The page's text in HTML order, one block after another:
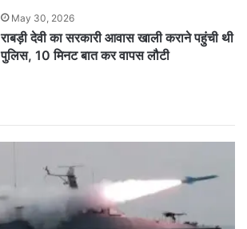
May 30, 2026
राबड़ी देवी का सरकारी आवास खाली कराने पहुंची थी
पुलिस, 10 मिनट बात कर वापस लौटी